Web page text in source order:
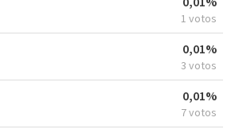
1 votos
0,01%
3 votos
0,01%
7 votos